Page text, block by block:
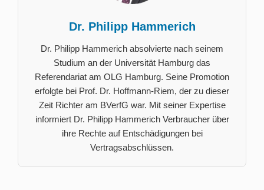
Dr. Philipp Hammerich
Dr. Philipp Hammerich absolvierte nach seinem
Studium an der Universität Hamburg das
Referendariat am OLG Hamburg. Seine Promotion
erfolgte bei Prof. Dr. Hoffmann-Riem, der zu dieser
Zeit Richter am BVerfG war. Mit seiner Expertise
informiert Dr. Philipp Hammerich Verbraucher über
ihre Rechte auf Entschädigungen bei
Vertragsabschlüssen.